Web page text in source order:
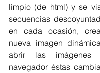
limpio (de html) y se
secuencias
en cada ocasión,
nueva imagen
abrir las imágenes
navegador éstas